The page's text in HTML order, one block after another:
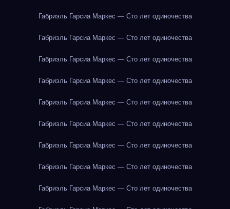
Габриэль Гарсиа Маркес — Сто лет одиночества
Габриэль Гарсиа Маркес — Сто лет одиночества
Габриэль Гарсиа Маркес — Сто лет одиночества
Габриэль Гарсиа Маркес — Сто лет одиночества
Габриэль Гарсиа Маркес — Сто лет одиночества
Габриэль Гарсиа Маркес — Сто лет одиночества
Габриэль Гарсиа Маркес — Сто лет одиночества
Габриэль Гарсиа Маркес — Сто лет одиночества
Габриэль Гарсиа Маркес — Сто лет одиночества